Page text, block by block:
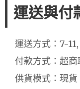
運送與付
運送方式：7-
付款方式：超商
供貨模式：現貨